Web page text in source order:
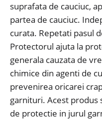
suprafata de cauciuc,
partea de cauciuc.
curata. Repetati pasul
Protectorul ajuta la
generala cauzata de
chimice din agenti de
prevenirea oricarei
garnituri. Acest produs
de protectie in jurul